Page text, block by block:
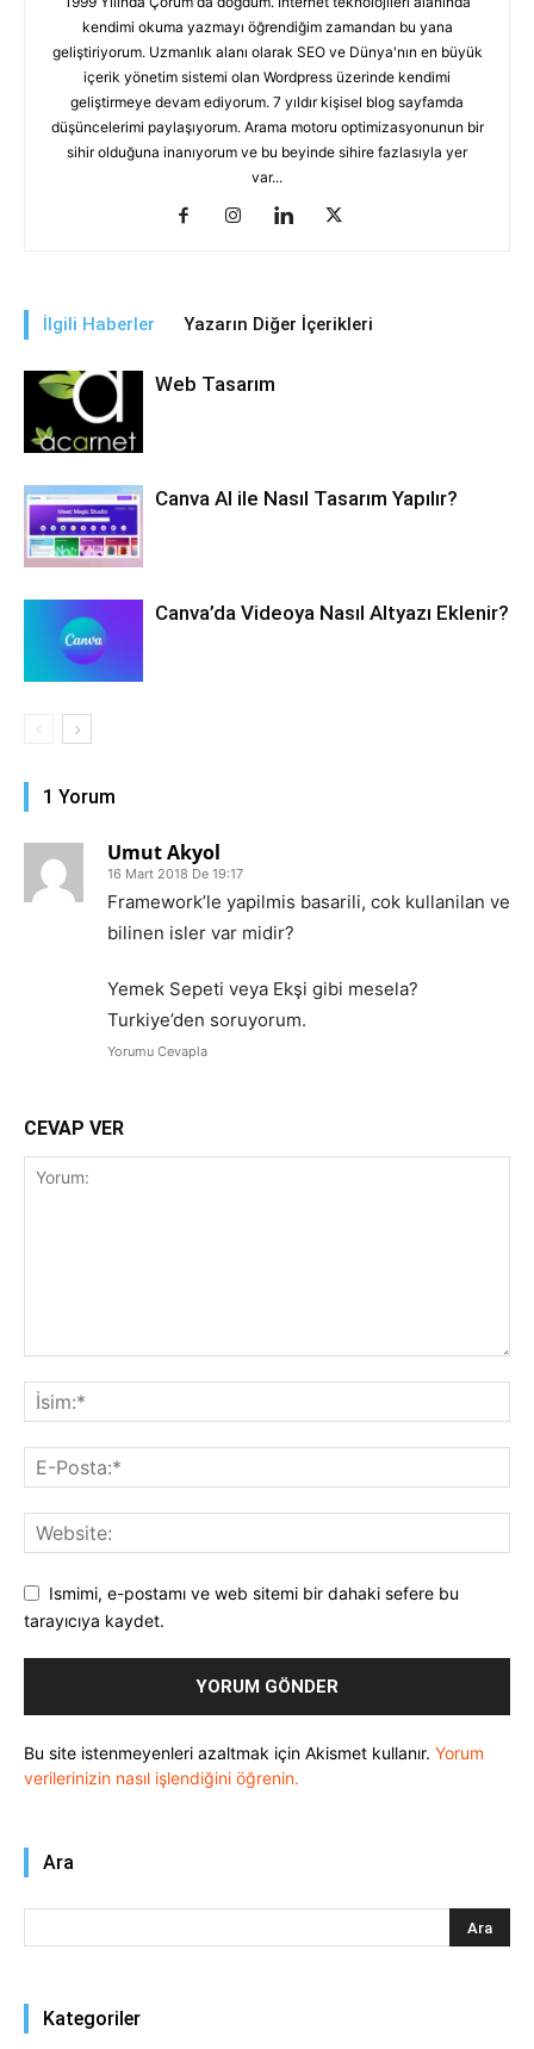
kendimi okuma yazmayı öğrendiğim zamandan bu yana
geliştiriyorum. Uzmanlık alanı olarak SEO ve Dünya'nın en büyük
içerik yönetim sistemi olan Wordpress üzerinde kendimi
geliştirmeye devam ediyorum. 7 yıldır kişisel blog sayfamda
düşüncelerimi paylaşıyorum. Arama motoru optimizasyonunun bir
sihir olduğuna inanıyorum ve bu beyinde sihire fazlasıyla yer
var...
İlgili Haberler Yazarın Diğer İçerikleri
Web Tasarım
Canva AI ile Nasıl Tasarım Yapılır?
Canva’da Videoya Nasıl Altyazı Eklenir?
1 Yorum
Umut Akyol
16 Mart 2018 De 19:17
Framework’le yapilmis basarili, cok kullanilan ve
bilinen isler var midir?
Yemek Sepeti veya Ekşi gibi mesela?
Turkiye’den soruyorum.
Yorumu Cevapla
CEVAP VER
Ismimi, e-postamı ve web sitemi bir dahaki sefere bu
tarayıcıya kaydet.
Bu site istenmeyenleri azaltmak için Akismet kullanır. Yorum
verilerinizin nasıl işlendiğini öğrenin.
Ara
Kategoriler